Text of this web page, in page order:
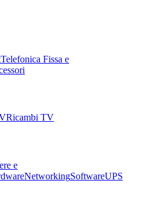
Telefonica Fissa e
Ricambi TV
e
NetworkingSoftwareUPS